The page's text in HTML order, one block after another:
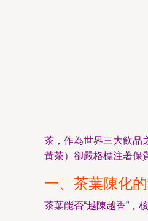
茶，作為世界三大飲品
黃茶）卻嚴格標注著保
一、茶葉陳化
茶葉能否“越陳越香”，